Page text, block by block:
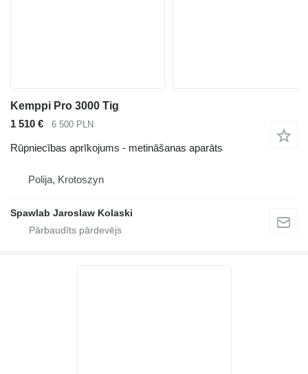
Kemppi Pro 3000 Tig
1 510 €
6 500 PLN
Rūpniecības aprīkojums - metināšanas aparāts
Polija, Krotoszyn
Spawlab Jaroslaw Kolaski